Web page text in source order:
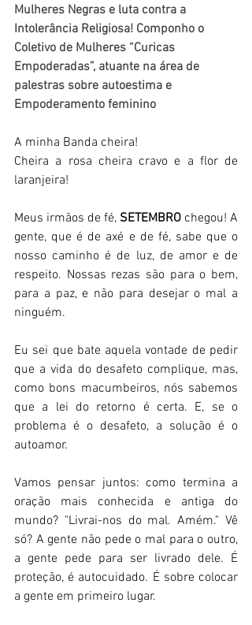
Mulheres Negras e luta contra a
Intolerância Religiosa! Componho o
Coletivo de Mulheres “Curicas
Empoderadas”, atuante na área de
palestras sobre autoestima e
Empoderamento feminino
A minha Banda cheira!
Cheira a rosa cheira cravo e a flor de
laranjeira!
Meus irmãos de fé, SETEMBRO chegou! A
gente, que é de axé e de fé, sabe que o
nosso caminho é de luz, de amor e de
respeito. Nossas rezas são para o bem,
para a paz, e não para desejar o mal a
ninguém.
Eu sei que bate aquela vontade de pedir
que a vida do desafeto complique, mas,
como bons macumbeiros, nós sabemos
que a lei do retorno é certa. E, se o
problema é o desafeto, a solução é o
autoamor.
Vamos pensar juntos: como termina a
oração mais conhecida e antiga do
mundo? "Livrai-nos do mal. Amém." Vê
só? A gente não pede o mal para o outro,
a gente pede para ser livrado dele. É
proteção, é autocuidado. É sobre colocar
a gente em primeiro lugar.